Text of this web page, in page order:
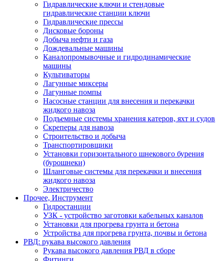
Гидравлические ключи и стендовые
гидравлические станции ключи
Гидравлические прессы
Дисковые бороны
Добыча нефти и газа
Дождевальные машины
Каналопромывочные и гидродинамические
машины
Культиваторы
Лагунные миксеры
Лагунные помпы
Насосные станции для внесения и перекачки
жидкого навоза
Подъемные системы хранения катеров, яхт и судов
Скреперы для навоза
Строительство и добыча
Транспортировщики
Установки горизонтального шнекового бурения
(бурошнеки)
Шланговые системы для перекачки и внесения
жидкого навоза
Электричество
Прочее, Инструмент
Гидростанции
УЗК - устройство заготовки кабельных каналов
Установки для прогрева грунта и бетона
Устройства для прогрева грунта, почвы и бетона
РВД: рукава высокого давления
Рукава высокого давления РВД в сборе
Фитинги